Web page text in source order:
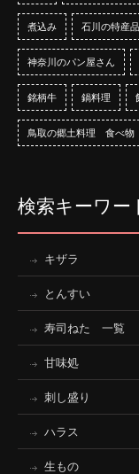
煮込み 石川の特産品
神奈川のパン屋さん
銘柄牛 鍋料理
鳥取の郷土料理 食べ物
検索キーワー
キザラ
とんすい
寿司ねた 一覧
甘味処
刺し盛り
ハラス
生もの